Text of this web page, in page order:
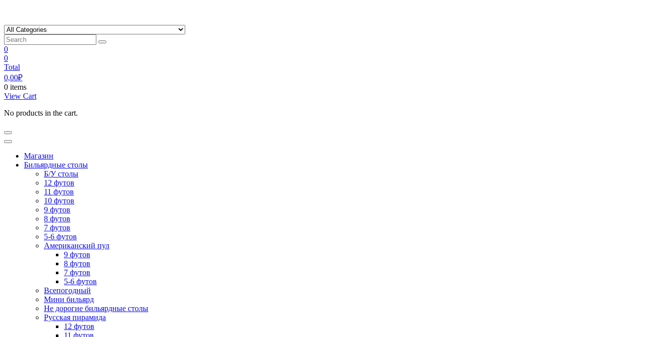
content
0
0
Total
0,00₽
0 items
View Cart
No products in the cart.
Магазин
Бильярдные столы
Б/У столы
12 футов
11 футов
10 футов
9 футов
8 футов
7 футов
5-6 футов
Американский пул
9 футов
8 футов
7 футов
5-6 футов
Всепогодный
Мини бильярд
Не дорогие бильярдные столы
Русская пирамида
12 футов
11 футов